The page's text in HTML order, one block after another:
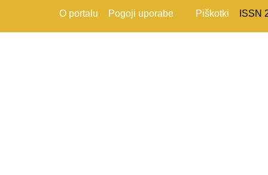
O portalu Pogoji uporabe Piškotki ISSN